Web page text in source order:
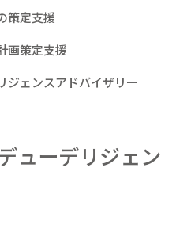
策定支援
画策定支援
ジェンスアドバイザリー
ューデリジェン